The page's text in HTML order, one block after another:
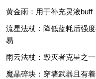
黄金雨：用于补充灵液buff
流星法杖：降低蓝耗后强
易
雨云法杖：毁灭者克星之
魔晶碎块：穿墙武器且有